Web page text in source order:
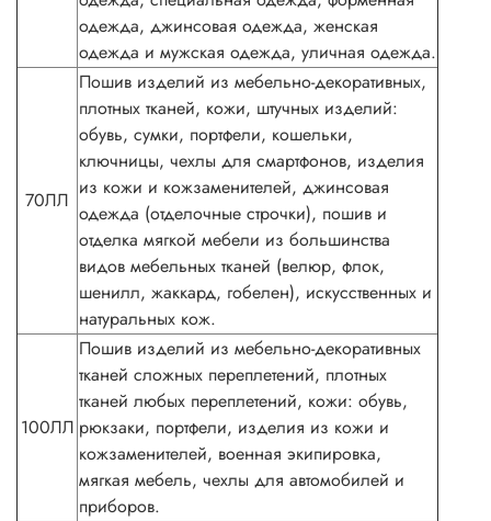
одежда, джинсовая одежда, женская
одежда и мужская одежда, уличная одежда.
70ЛЛ
Пошив изделий из мебельно-декоративных,
плотных тканей, кожи, штучных изделий:
обувь, сумки, портфели, кошельки,
ключницы, чехлы для смартфонов, изделия
из кожи и кожзаменителей, джинсовая
одежда (отделочные строчки), пошив и
отделка мягкой мебели из большинства
видов мебельных тканей (велюр, флок,
шенилл, жаккард, гобелен), искусственных и
натуральных кож.
100ЛЛ
Пошив изделий из мебельно-декоративных
тканей сложных переплетений, плотных
тканей любых переплетений, кожи: обувь,
рюкзаки, портфели, изделия из кожи и
кожзаменителей, военная экипировка,
мягкая мебель, чехлы для автомобилей и
приборов.